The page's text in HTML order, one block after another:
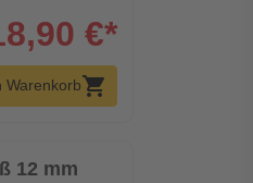
€*
Menge
Warenkorbshopping_cart
12 mm